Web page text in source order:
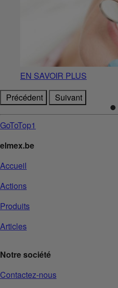
EN SAVOIR PLUS
Précédent
Suivant
GoToTop1
elmex.be
Accueil
Actions
Produits
Articles
Notre société
Contactez-nous